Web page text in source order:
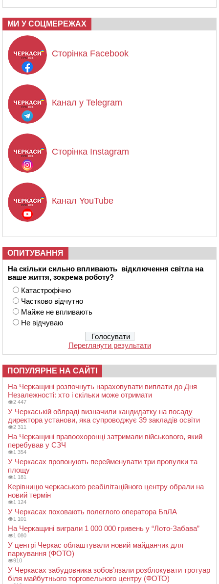
МИ У СОЦМЕРЕЖАХ
Сторінка Facebook
Канал у Telegram
Сторінка Instagram
Канал YouTube
ОПИТУВАННЯ
На скільки сильно впливають відключення світла на
ваше життя, зокрема роботу?
Катастрофічно
Частково відчутно
Майже не впливають
Не відчуваю
Переглянути результати
ПОПУЛЯРНЕ НА САЙТІ
На Черкащині розпочнуть нараховувати виплати до Дня
Незалежності: хто і скільки може отримати
2 447
У Черкаській облраді визначили кандидатку на посаду
директора установи, яка супроводжує 39 закладів освіти
2 311
На Черкащині правоохоронці затримали військового, який
перебував у СЗЧ
1 354
У Черкасах пропонують перейменувати три провулки та
площу
1 181
Керівницю черкаського реабілітаційного центру обрали на
новий термін
1 124
У Черкасах поховають полеглого оператора БпЛА
1 101
На Черкащині виграли 1 000 000 гривень у “Лото-Забава”
1 080
У центрі Черкас облаштували новий майданчик для
паркування (ФОТО)
910
У Черкасах забудовника зобов’язали розблокувати тротуар
біля майбутнього торговельного центру (ФОТО)